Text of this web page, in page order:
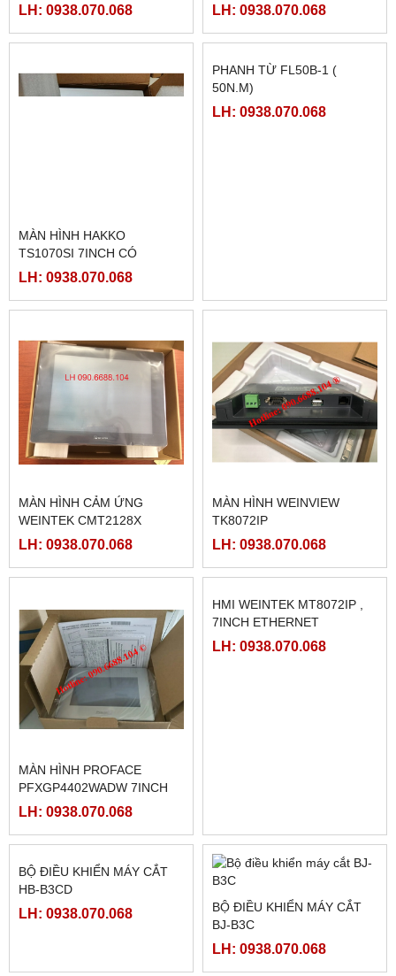
LH: 0938.070.068 LH: 0938.070.068
MÀN HÌNH HAKKO
TS1070SI 7INCH CÓ
ETHERNET
LH: 0938.070.068
MÀN HÌNH CẢM ỨNG
WEINTEK CMT2128X
LH: 0938.070.068
MÀN HÌNH WEINVIEW
TK8072IP
LH: 0938.070.068
MÀN HÌNH PROFACE
PFXGP4402WADW 7INCH
LH: 0938.070.068